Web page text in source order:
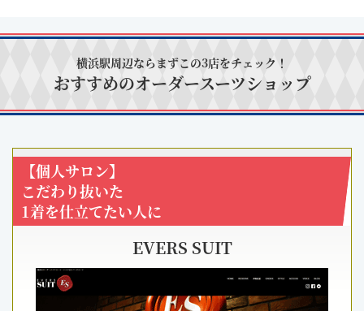
横浜駅周辺ならまずこの3店をチェック！
おすすめのオーダースーツショップ
【個人サロン】
こだわり抜いた
1着を仕立てたい人に
EVERS SUIT